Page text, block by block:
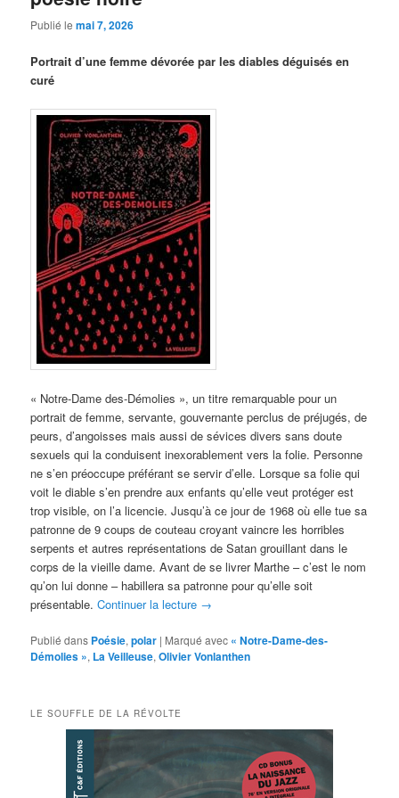
Publié lemai 7, 2026
Portrait d’une femme dévorée par les diables déguisés en
curé
« Notre-Dame des-Démolies », un titre remarquable pour un
portrait de femme, servante, gouvernante perclus de préjugés, de
peurs, d’angoisses mais aussi de sévices divers sans doute
sexuels qui la conduisent inexorablement vers la folie. Personne
ne s’en préoccupe préférant se servir d’elle. Lorsque sa folie qui
voit le diable s’en prendre aux enfants qu’elle veut protéger est
trop visible, on l’a licencie. Jusqu’à ce jour de 1968 où elle tue sa
patronne de 9 coups de couteau croyant vaincre les horribles
serpents et autres représentations de Satan grouillant dans le
corps de la vieille dame. Avant de se livrer Marthe – c’est le nom
qu’on lui donne – habillera sa patronne pour qu’elle soit
présentable.Continuer la lecture →
Publié dans Poésie,polar | Marqué avec « Notre-Dame-des-
Démolies », La Veilleuse,Olivier Vonlanthen
LE SOUFFLE DE LA RÉVOLTE